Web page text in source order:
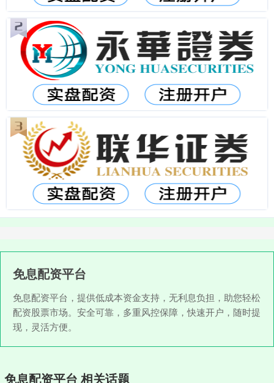
免息配资平台
免息配资平台，提供低成本资金支持，无利息负担，助您轻松
配资股票市场。安全可靠，多重风控保障，快速开户，随时提
现，灵活方便。
免息配资平台 相关话题